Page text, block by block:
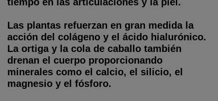
Las plantas refuerzan en gran medida la
acción del colágeno y el ácido hialurónico.
La ortiga y la cola de caballo también
drenan el cuerpo proporcionando
minerales como el calcio, el silicio, el
magnesio y el fósforo.